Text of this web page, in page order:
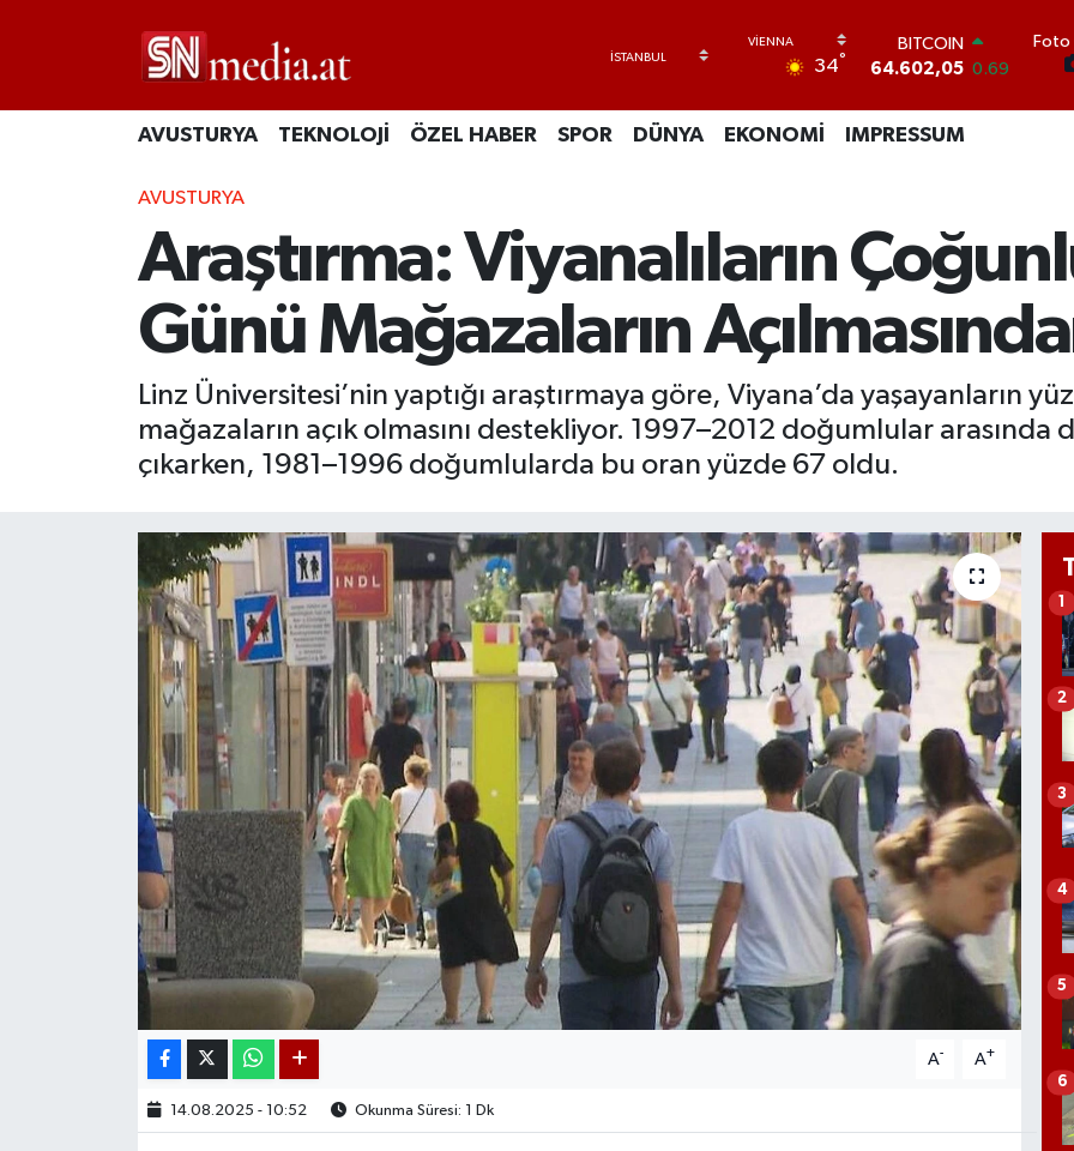
34°
64.602,05
DOLAR
EURO
GRAM ALTIN
6518.23 0.39
BİST100
Foto
AVUSTURYA TEKNOLOJİ ÖZEL HABER SPOR DÜNYA EKONOMİ IMPRESSUM
AVUSTURYA
Araştırma: Viyanalıların
Günü Mağazaların
Linz Üniversitesi’nin yaptığı araştırmaya göre, Viyana’da yaşayanların
mağazaların açık olmasını destekliyor. 1997–2012 doğumlular arasında
çıkarken, 1981–1996 doğumlularda bu oran yüzde 67 oldu.
A- A+
14.08.2025 - 10:52 Okunma Süresi: 1 Dk
1
2
3
4
5
6